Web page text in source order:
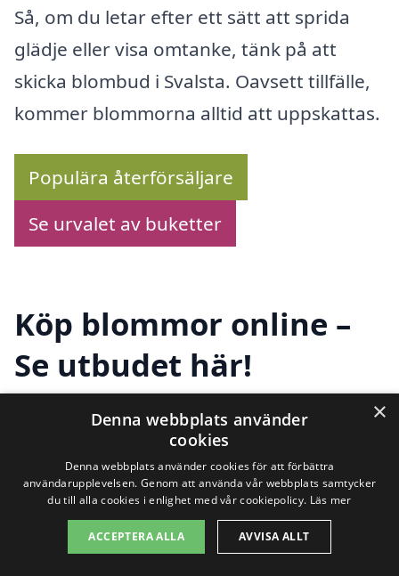
Så, om du letar efter ett sätt att sprida
glädje eller visa omtanke, tänk på att
skicka blombud i Svalsta. Oavsett tillfälle,
kommer blommorna alltid att uppskattas.
Populära återförsäljare
Se urvalet av buketter
Köp blommor online –
Se utbudet här!
skicka blombud i
Svalsta? Du har kommit till rätt ställe! Vår
plattform hjälper dig att enkelt hitta
företag som kan leverera vackra blommor
×
Denna webbplats använder
cookies
Denna webbplats använder cookies för att förbättra
användarupplevelsen. Genom att använda vår webbplats samtycker
du till alla cookies i enlighet med vår cookiepolicy. Läs mer
ACCEPTERA ALLA AVVISA ALLT